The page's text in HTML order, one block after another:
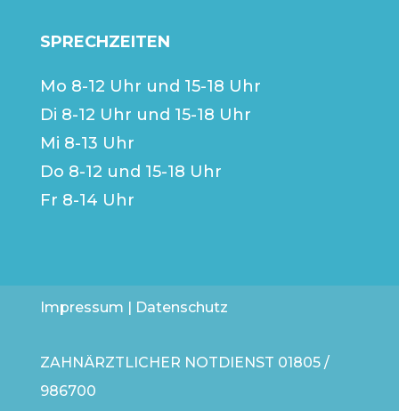
SPRECHZEITEN
Mo 8-12 Uhr und 15-18 Uhr
Di 8-12 Uhr und 15-18 Uhr
Mi 8-13 Uhr
Do 8-12 und 15-18 Uhr
Fr 8-14 Uhr
Impressum | Datenschutz
ZAHNÄRZTLICHER NOTDIENST 01805 /
986700